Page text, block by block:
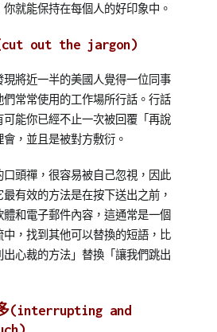
就能保持在每個人的好印象中。
out the jargon)
將近一半的美國人覺得一位同事
常常使用的工作場所行話。行話
能你已經不止一次被回覆「再說
，並且是被對方敷衍。
頭禪，很容易被自己忽視，因此
有效的方法是在按下送出之前，
體和電子郵件內容，這通常是一個
，找到其他可以替換的短語，比
心裁的方法」替換「讓我們跳出
(interrupting and